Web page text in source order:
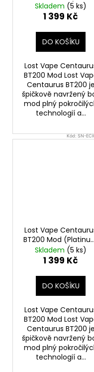
Carbon)
Skladem (5 ks)
1 399 Kč
DO KOŠÍKU
Lost Vape
BT200 Mod Lost
Centaurus BT200 je
špičkově navržený
mod plný
technologií a...
Kód:SN-
Lost Vape
BT200 Mod (Platinum
Crest)
Skladem (5 ks)
1 399 Kč
DO KOŠÍKU
Lost Vape
BT200 Mod Lost
Centaurus BT200 je
špičkově navržený
mod plný
technologií a...